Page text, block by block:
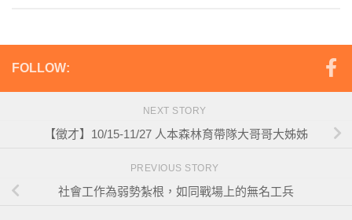
FOLLOW:
NEXT STORY
【徵才】10/15-11/27 人本森林育帶隊大哥哥大姊姊
PREVIOUS STORY
社會工作為弱勢紮根，如同戰場上的無名工兵